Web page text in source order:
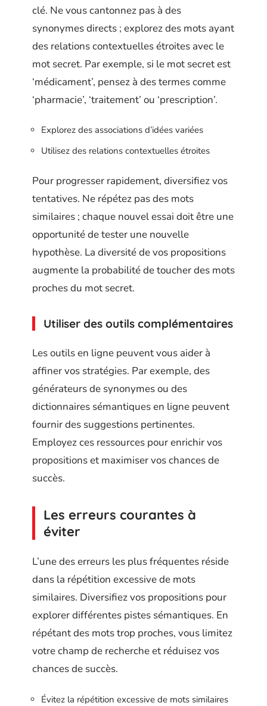
clé. Ne vous cantonnez pas à des
synonymes directs ; explorez des mots ayant
des relations contextuelles étroites avec le
mot secret. Par exemple, si le mot secret est
‘médicament’, pensez à des termes comme
‘pharmacie’, ‘traitement’ ou ‘prescription’.
Explorez des associations d’idées variées
Utilisez des relations contextuelles étroites
Pour progresser rapidement, diversifiez vos
tentatives. Ne répétez pas des mots
similaires ; chaque nouvel essai doit être une
opportunité de tester une nouvelle
hypothèse. La diversité de vos propositions
augmente la probabilité de toucher des mots
proches du mot secret.
Utiliser des outils complémentaires
Les outils en ligne peuvent vous aider à
affiner vos stratégies. Par exemple, des
générateurs de synonymes ou des
dictionnaires sémantiques en ligne peuvent
fournir des suggestions pertinentes.
Employez ces ressources pour enrichir vos
propositions et maximiser vos chances de
succès.
Les erreurs courantes à
éviter
L’une des erreurs les plus fréquentes réside
dans la répétition excessive de mots
similaires. Diversifiez vos propositions pour
explorer différentes pistes sémantiques. En
répétant des mots trop proches, vous limitez
votre champ de recherche et réduisez vos
chances de succès.
Évitez la répétition excessive de mots similaires